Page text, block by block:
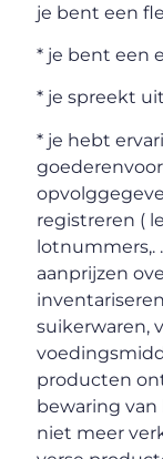
je bent een
* je bent een
* je spreekt
* je hebt
registreren (
lotnummers,.
aanprijzen
suikerwaren,
producten
bewaring
niet meer